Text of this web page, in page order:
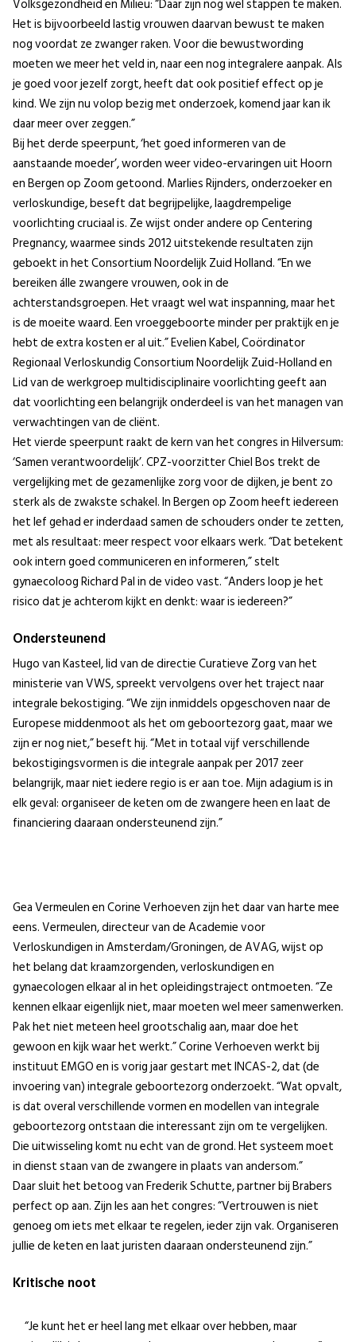
Volksgezondheid en Milieu: “Daar zijn nog wel stappen te maken.
Het is bijvoorbeeld lastig vrouwen daarvan bewust te maken
nog voordat ze zwanger raken. Voor die bewustwording
moeten we meer het veld in, naar een nog integralere aanpak. Als
je goed voor jezelf zorgt, heeft dat ook positief effect op je
kind. We zijn nu volop bezig met onderzoek, komend jaar kan ik
daar meer over zeggen.”
Bij het derde speerpunt, ‘het goed informeren van de
aanstaande moeder’, worden weer video-ervaringen uit Hoorn
en Bergen op Zoom getoond. Marlies Rijnders, onderzoeker en
verloskundige, beseft dat begrijpelijke, laagdrempelige
voorlichting cruciaal is. Ze wijst onder andere op Centering
Pregnancy, waarmee sinds 2012 uitstekende resultaten zijn
geboekt in het Consortium Noordelijk Zuid Holland. “En we
bereiken álle zwangere vrouwen, ook in de
achterstandsgroepen. Het vraagt wel wat inspanning, maar het
is de moeite waard. Een vroeggeboorte minder per praktijk en je
hebt de extra kosten er al uit.” Evelien Kabel, Coördinator
Regionaal Verloskundig Consortium Noordelijk Zuid-Holland en
Lid van de werkgroep multidisciplinaire voorlichting geeft aan
dat voorlichting een belangrijk onderdeel is van het managen van
verwachtingen van de cliënt.
Het vierde speerpunt raakt de kern van het congres in Hilversum:
‘Samen verantwoordelijk’. CPZ-voorzitter Chiel Bos trekt de
vergelijking met de gezamenlijke zorg voor de dijken, je bent zo
sterk als de zwakste schakel. In Bergen op Zoom heeft iedereen
het lef gehad er inderdaad samen de schouders onder te zetten,
met als resultaat: meer respect voor elkaars werk. “Dat betekent
ook intern goed communiceren en informeren,” stelt
gynaecoloog Richard Pal in de video vast. “Anders loop je het
risico dat je achterom kijkt en denkt: waar is iedereen?”
Ondersteunend
Hugo van Kasteel, lid van de directie Curatieve Zorg van het
ministerie van VWS, spreekt vervolgens over het traject naar
integrale bekostiging. “We zijn inmiddels opgeschoven naar de
Europese middenmoot als het om geboortezorg gaat, maar we
zijn er nog niet,” beseft hij. “Met in totaal vijf verschillende
bekostigingsvormen is die integrale aanpak per 2017 zeer
belangrijk, maar niet iedere regio is er aan toe. Mijn adagium is in
elk geval: organiseer de keten om de zwangere heen en laat de
financiering daaraan ondersteunend zijn.”
Gea Vermeulen en Corine Verhoeven zijn het daar van harte mee
eens. Vermeulen, directeur van de Academie voor
Verloskundigen in Amsterdam/Groningen, de AVAG, wijst op
het belang dat kraamzorgenden, verloskundigen en
gynaecologen elkaar al in het opleidingstraject ontmoeten. “Ze
kennen elkaar eigenlijk niet, maar moeten wel meer samenwerken.
Pak het niet meteen heel grootschalig aan, maar doe het
gewoon en kijk waar het werkt.” Corine Verhoeven werkt bij
instituut EMGO en is vorig jaar gestart met INCAS-2, dat (de
invoering van) integrale geboortezorg onderzoekt. “Wat opvalt,
is dat overal verschillende vormen en modellen van integrale
geboortezorg ontstaan die interessant zijn om te vergelijken.
Die uitwisseling komt nu echt van de grond. Het systeem moet
in dienst staan van de zwangere in plaats van andersom.”
Daar sluit het betoog van Frederik Schutte, partner bij Brabers
perfect op aan. Zijn les aan het congres: “Vertrouwen is niet
genoeg om iets met elkaar te regelen, ieder zijn vak. Organiseren
jullie de keten en laat juristen daaraan ondersteunend zijn.”
Kritische noot
“Je kunt het er heel lang met elkaar over hebben, maar